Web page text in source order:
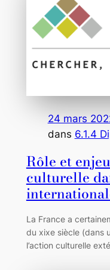
24 mars
dans 6.1.4
Rôle et
culturelle
La France a
du xixe siècle (dans
l’action culturelle